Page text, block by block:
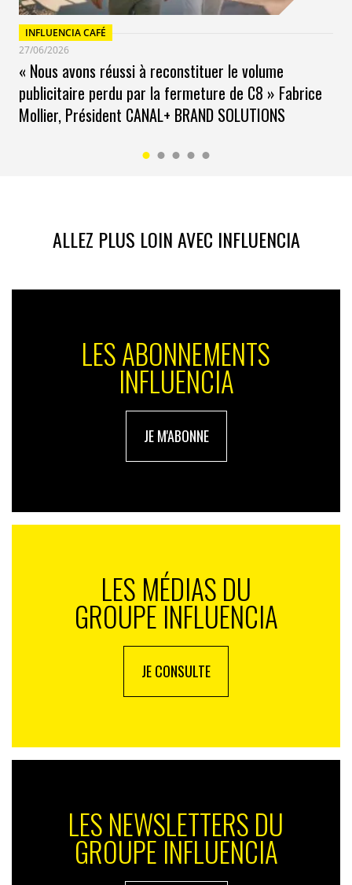
INFLUENCIA CAFÉ
27/06/2026
« Nous avons réussi à reconstituer le volume
publicitaire perdu par la fermeture de C8 » Fabrice
Mollier, Président CANAL+ BRAND SOLUTIONS
ALLEZ PLUS LOIN AVEC INFLUENCIA
LES ABONNEMENTS
INFLUENCIA
JE M'ABONNE
LES MÉDIAS DU
GROUPE INFLUENCIA
JE CONSULTE
LES NEWSLETTERS DU
GROUPE INFLUENCIA